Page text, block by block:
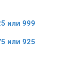
или 999
или 925